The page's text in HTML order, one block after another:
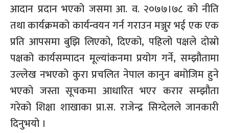
आदान प्रदान भएको जसमा आ. व. २०७७।७८ को नीति
तथा कार्यक्रमको कार्यन्वयन गर्न गराउन मञ्जुर भई एक एक
प्रति आपसमा बुझि लिएको, दिएको, पहिलो पक्षले दोस्रो
पक्षको कार्यसम्पादन मूल्यांकनमा प्रयोग गर्ने, सम्झौतामा
उल्लेख नभएको कुरा प्रचलित नेपाल कानुन बमोजिम हुने
भएको जस्ता सूचकमा आधारित भएर करार सम्झौता
गरेको शिक्षा शाखाका प्रा.स. राजेन्द्र सिग्देलले जानकारी
दिनुभयो ।